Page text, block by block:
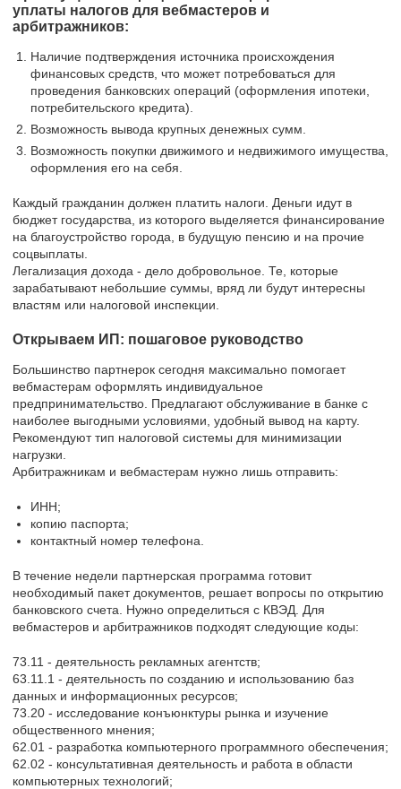
уплаты налогов для вебмастеров и
арбитражников:
Наличие подтверждения источника происхождения
финансовых средств, что может потребоваться для
проведения банковских операций (оформления ипотеки,
потребительского кредита).
Возможность вывода крупных денежных сумм.
Возможность покупки движимого и недвижимого имущества,
оформления его на себя.
Каждый гражданин должен платить налоги. Деньги идут в
бюджет государства, из которого выделяется финансирование
на благоустройство города, в будущую пенсию и на прочие
соцвыплаты.
Легализация дохода - дело добровольное. Те, которые
зарабатывают небольшие суммы, вряд ли будут интересны
властям или налоговой инспекции.
Открываем ИП: пошаговое руководство
Большинство партнерок сегодня максимально помогает
вебмастерам оформлять индивидуальное
предпринимательство. Предлагают обслуживание в банке с
наиболее выгодными условиями, удобный вывод на карту.
Рекомендуют тип налоговой системы для минимизации
нагрузки.
Арбитражникам и вебмастерам нужно лишь отправить:
ИНН;
копию паспорта;
контактный номер телефона.
В течение недели партнерская программа готовит
необходимый пакет документов, решает вопросы по открытию
банковского счета. Нужно определиться с КВЭД. Для
вебмастеров и арбитражников подходят следующие коды:
73.11 - деятельность рекламных агентств;
63.11.1 - деятельность по созданию и использованию баз
данных и информационных ресурсов;
73.20 - исследование конъюнктуры рынка и изучение
общественного мнения;
62.01 - разработка компьютерного программного обеспечения;
62.02 - консультативная деятельность и работа в области
компьютерных технологий;